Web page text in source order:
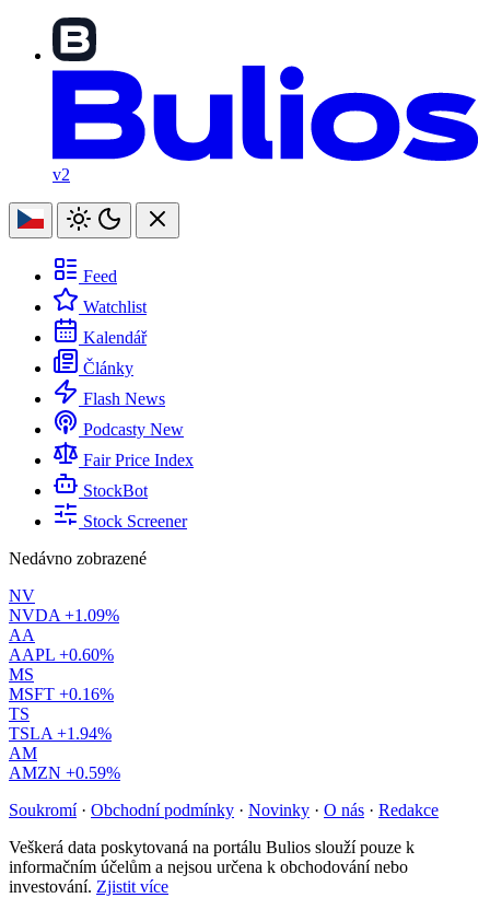
v2
Feed
Watchlist
Kalendář
Články
Flash News
Podcasty New
Fair Price Index
StockBot
Stock Screener
Nedávno zobrazené
NV
NVDA +1.09%
AA
AAPL +0.60%
MS
MSFT +0.16%
TS
TSLA +1.94%
AM
AMZN +0.59%
Soukromí · Obchodní podmínky · Novinky · O nás · Redakce
Veškerá data poskytovaná na portálu Bulios slouží pouze k
informačním účelům a nejsou určena k obchodování nebo
investování. Zjistit více